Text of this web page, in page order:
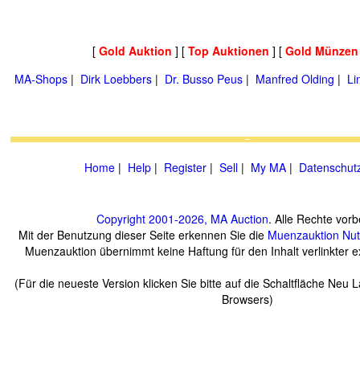
[ Gold Auktion ] [ Top Auktionen ] [ Gold
MA-Shops | Dirk Loebbers | Dr. Busso Peus | Manfred Olding |
Home | Help | Register | Sell | My MA |
Copyright 2001-2026, MA Auction. Alle Rechte
Mit der Benutzung dieser Seite erkennen Sie die Muenzauktion
Muenzauktion übernimmt keine Haftung für den Inhalt verlinkter
(Für die neueste Version klicken Sie bitte auf die Schaltfläche Neu
Browsers)